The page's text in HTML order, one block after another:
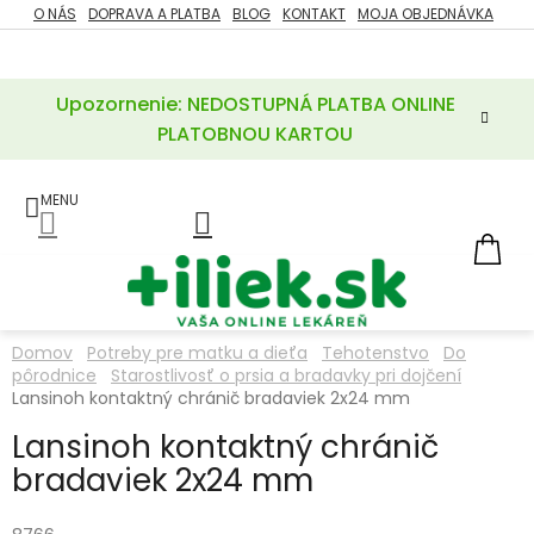
Prejsť
na
Upozornenie: NEDOSTUPNÁ PLATBA ONLINE
PLATOBNOU KARTOU
O NÁS DOPRAVA A PLATBA BLOG KONTAKT MOJA OBJEDNÁVKA
ZĽAVY
POTREBY
A
LIEKY
VITAMÍNY
A
KOZMETIKA
Domov Potreby pre matku a dieťa Tehotenstvo
Do
pôrodnice
Starostlivosť o prsia a bradavky pri dojčení
Lansinoh kontaktný chránič bradaviek 2x24 mm
Lansinoh kontaktný chránič
bradaviek 2x24 mm